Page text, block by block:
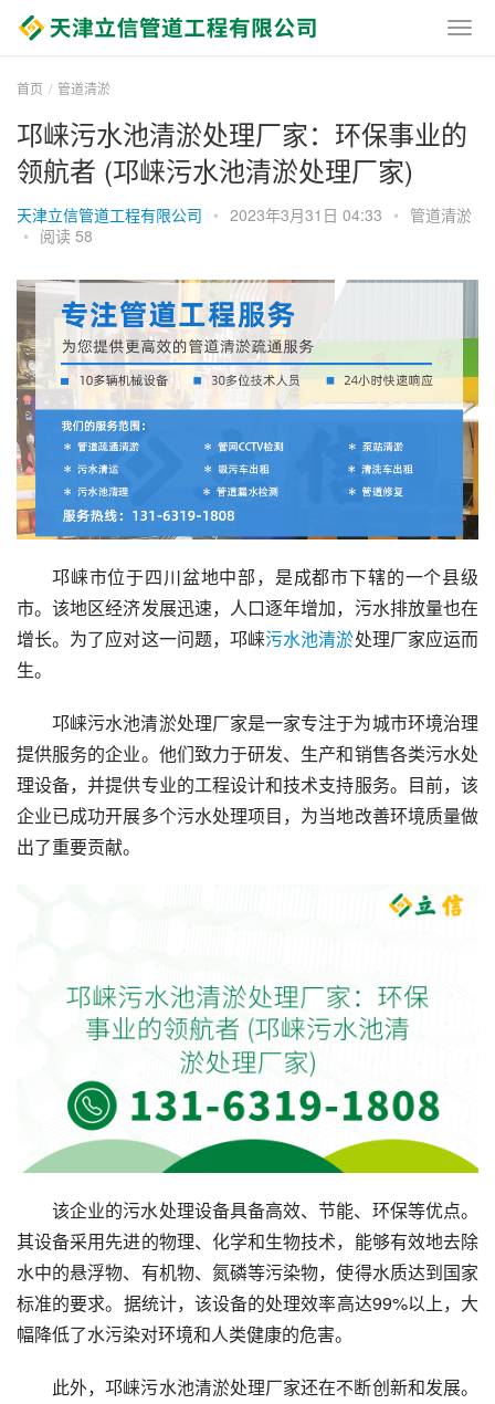
首页 管道清淤
邛崃污水池清淤处理厂家：环保事业的
领航者 (邛崃污水池清淤处理厂家)
天津立信管道工程有限公司 • 2023年3月31日 04:33 • 管道清淤
• 阅读 58
邛崃市位于四川盆地中部，是成都市下辖的一个县级
市。该地区经济发展迅速，人口逐年增加，污水排放量也在
增长。为了应对这一问题，邛崃污水池清淤处理厂家应运而
生。
邛崃污水池清淤处理厂家是一家专注于为城市环境治理
提供服务的企业。他们致力于研发、生产和销售各类污水处
理设备，并提供专业的工程设计和技术支持服务。目前，该
企业已成功开展多个污水处理项目，为当地改善环境质量做
出了重要贡献。
该企业的污水处理设备具备高效、节能、环保等优点。
其设备采用先进的物理、化学和生物技术，能够有效地去除
水中的悬浮物、有机物、氮磷等污染物，使得水质达到国家
标准的要求。据统计，该设备的处理效率高达99%以上，大
幅降低了水污染对环境和人类健康的危害。
此外，邛崃污水池清淤处理厂家还在不断创新和发展。